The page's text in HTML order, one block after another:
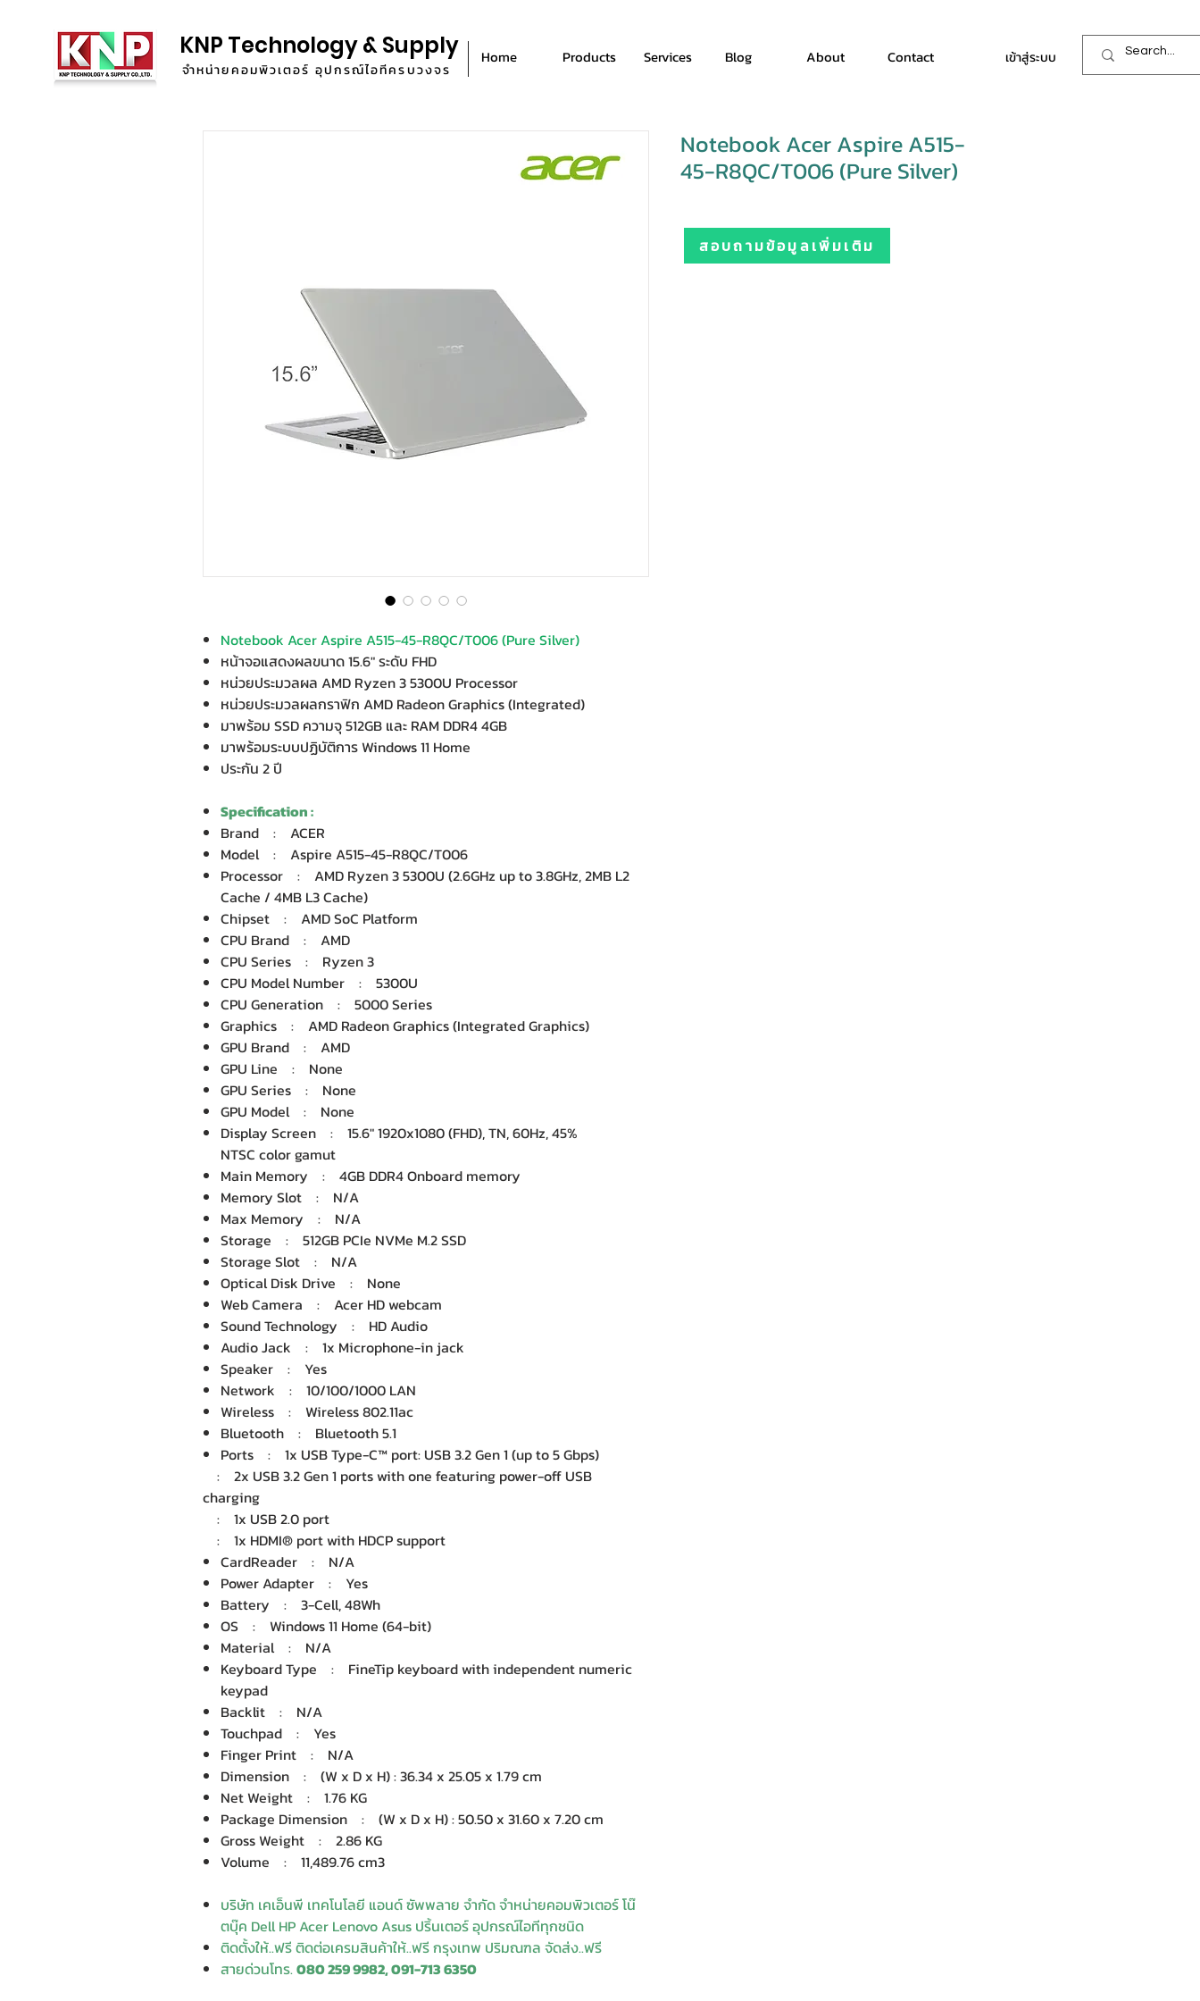
KNP Technology & Supply
จำหน่ายคอมพิวเตอร์ อุปกรณ์ไอทีครบวงจร
Home Products Services Blog About Contact เข้าสู่ระบบ
Notebook Acer Aspire A515-45-R8QC/T006 (Pure Silver)
หน้าจอแสดงผลขนาด 15.6" ระดับ FHD
หน่วยประมวลผล AMD Ryzen 3 5300U Processor
หน่วยประมวลผลกราฟิก AMD Radeon Graphics (Integrated)
มาพร้อม SSD ความจุ 512GB และ RAM DDR4 4GB
มาพร้อมระบบปฏิบัติการ Windows 11 Home
ประกัน 2 ปี
Specification :
Brand : ACER
Model : Aspire A515-45-R8QC/T006
Processor : AMD Ryzen 3 5300U (2.6GHz up to 3.8GHz, 2MB L2
Cache / 4MB L3 Cache)
Chipset : AMD SoC Platform
CPU Brand : AMD
CPU Series : Ryzen 3
CPU Model Number : 5300U
CPU Generation : 5000 Series
Graphics : AMD Radeon Graphics (Integrated Graphics)
GPU Brand : AMD
GPU Line : None
GPU Series : None
GPU Model : None
Display Screen : 15.6" 1920x1080 (FHD), TN, 60Hz, 45%
NTSC color gamut
Main Memory : 4GB DDR4 Onboard memory
Memory Slot : N/A
Max Memory : N/A
Storage : 512GB PCIe NVMe M.2 SSD
Storage Slot : N/A
Optical Disk Drive : None
Web Camera : Acer HD webcam
Sound Technology : HD Audio
Audio Jack : 1x Microphone-in jack
Speaker : Yes
Network : 10/100/1000 LAN
Wireless : Wireless 802.11ac
Bluetooth : Bluetooth 5.1
Ports : 1x USB Type-C™ port: USB 3.2 Gen 1 (up to 5 Gbps)
: 2x USB 3.2 Gen 1 ports with one featuring power-off USB
charging
: 1x USB 2.0 port
: 1x HDMI® port with HDCP support
CardReader : N/A
Power Adapter : Yes
Battery : 3-Cell, 48Wh
OS : Windows 11 Home (64-bit)
Material : N/A
Keyboard Type : FineTip keyboard with independent numeric
keypad
Backlit : N/A
Touchpad : Yes
Finger Print : N/A
Dimension : (W x D x H) : 36.34 x 25.05 x 1.79 cm
Net Weight : 1.76 KG
Package Dimension : (W x D x H) : 50.50 x 31.60 x 7.20 cm
Gross Weight : 2.86 KG
Volume : 11,489.76 cm3
บริษัท เคเอ็นพี เทคโนโลยี แอนด์ ซัพพลาย จำกัด จำหน่ายคอมพิวเตอร์ โน๊
ตบุ๊ค Dell HP Acer Lenovo Asus ปริ้นเตอร์ อุปกรณ์ไอทีทุกชนิด
ติดตั้งให้..ฟรี ติดต่อเครมสินค้าให้..ฟรี กรุงเทพ ปริมณฑล จัดส่ง..ฟรี
สายด่วนโทร.080 259 9982, 091-713 6350
Notebook Acer Aspire A515-
45-R8QC/T006 (Pure Silver)
สอบถามข้อมูลเพิ่มเติม